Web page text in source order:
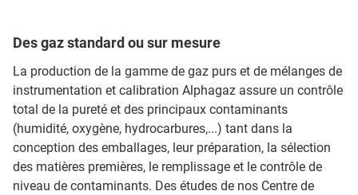
Des gaz standard ou sur mesure
La production de la gamme de gaz purs et de mélanges de
instrumentation et calibration Alphagaz assure un contrôle
total de la pureté et des principaux contaminants
(humidité, oxygène, hydrocarbures,...) tant dans la
conception des emballages, leur préparation, la sélection
des matières premières, le remplissage et le contrôle de
niveau de contaminants. Des études de nos Centre de